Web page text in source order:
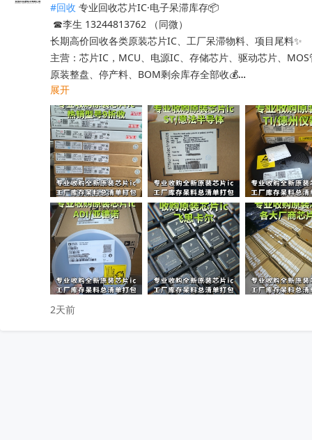
#回收 专业回收芯片IC·电子呆滞库存📦
☎李生 13244813762 （同微）
长期高价回收各类原装芯片IC、工厂呆滞物料、项目尾料✨
主营：芯片IC，MCU、电源IC、存储芯片、驱动芯片、
原装整盘、停产料、BOM剩余库存全部收💰
工厂清仓、项目取消、仓库积压、过期呆滞物料均可处理
专业人员上门清点核验，报价透明无套路，现款现结不压款
小批量散料、大批量整仓囤货统一打包回收，全程保密处理
快速清空仓库，释放仓储空间，高效盘活闲置物料回笼资金
覆盖全国上门收货，珠三角、深圳区域当日上门看货📱
只需提供型号、数量、实物照片，免费快速精准估价
无中间商层层压价，出价高于同行，一站式清库存省心省力
有闲置电子库存欢迎随时联系洽谈！
收起
展开
2天前